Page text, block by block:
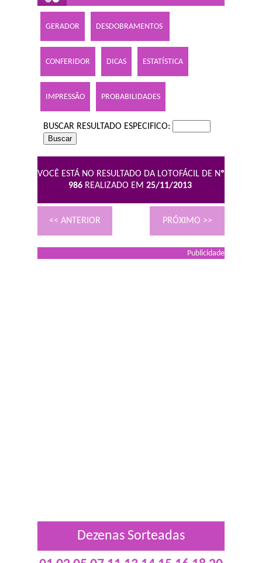
GERADOR DESDOBRAMENTOS
CONFERIDOR DICAS ESTATÍSTICA
IMPRESSÃO PROBABILIDADES
BUSCAR RESULTADO ESPECIFICO:
VOCÊ ESTÁ NO RESULTADO DA LOTOFÁCIL DE Nº
986 REALIZADO EM 25/11/2013
<< ANTERIOR PRÓXIMO >>
Publicidade
Dezenas Sorteadas